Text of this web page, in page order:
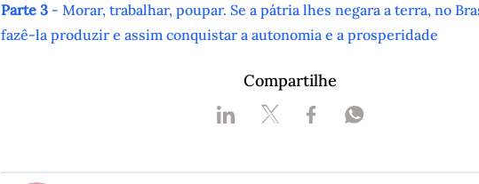
P arte 3 - Morar, trabalhar, poupar. Se a pátria lhes negara a terra, no
fazê-la produzir e assim conquistar a autonomia e a prosperidade
Compartilhe